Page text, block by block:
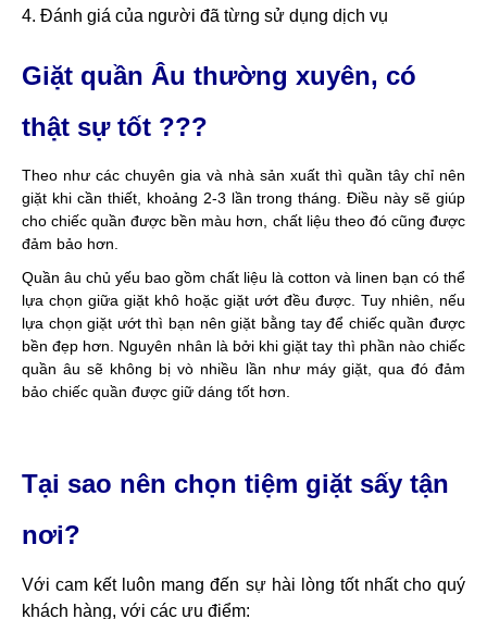
4. Đánh giá của người đã từng sử dụng dịch vụ
Giặt quần Âu thường xuyên, có
thật sự tốt ???
Theo như các chuyên gia và nhà sản xuất thì quần tây chỉ nên
giặt khi cần thiết, khoảng 2-3 lần trong tháng. Điều này sẽ giúp
cho chiếc quần được bền màu hơn, chất liệu theo đó cũng được
đảm bảo hơn.
Quần âu chủ yếu bao gồm chất liệu là cotton và linen bạn có thể
lựa chọn giữa giặt khô hoặc giặt ướt đều được. Tuy nhiên, nếu
lựa chọn giặt ướt thì bạn nên giặt bằng tay để chiếc quần được
bền đẹp hơn. Nguyên nhân là bởi khi giặt tay thì phần nào chiếc
quần âu sẽ không bị vò nhiều lần như máy giặt, qua đó đảm
bảo chiếc quần được giữ dáng tốt hơn.
Tại sao nên chọn tiệm giặt sấy tận
nơi?
Với cam kết luôn mang đến sự hài lòng tốt nhất cho quý
khách hàng, với các ưu điểm: